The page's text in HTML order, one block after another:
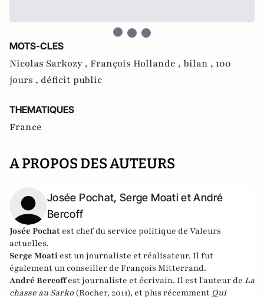
MOTS-CLES
Nicolas Sarkozy , François Hollande , bilan , 100
jours , déficit public
THEMATIQUES
France
A PROPOS DES AUTEURS
Josée Pochat, Serge Moati et André
Bercoff
Josée Pochat est chef du service politique de Valeurs
actuelles.
Serge Moati est unjournaliste etréalisateur. Ilfut
également un conseiller de François Mitterrand.
André Bercoffest journaliste et écrivain. Il est l'auteur de La
chasse au Sarko(Rocher, 2011), et plus récemment Qui